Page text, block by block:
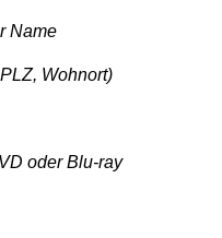
Name
Wohnort)
oder Blu-ray